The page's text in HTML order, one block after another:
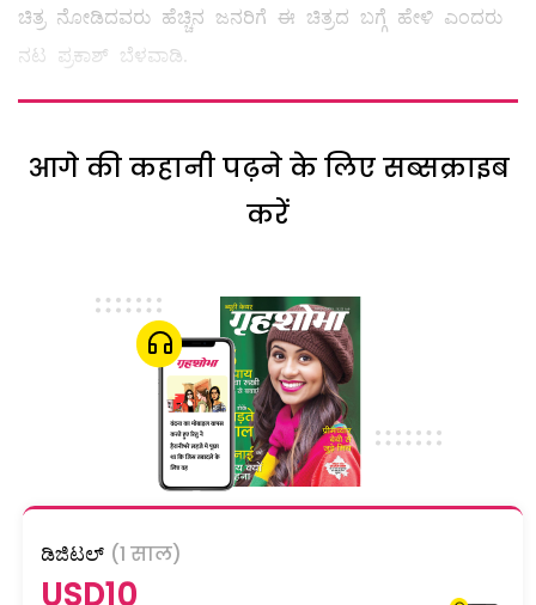
ಚಿತ್ರ ನೋಡಿದವರು ಹೆಚ್ಚಿನ ಜನರಿಗೆ ಈ ಚಿತ್ರದ ಬಗ್ಗೆ ಹೇಳಿ ಎಂದರು
ನಟ ಪ್ರಕಾಶ್ ಬೆಳವಾಡಿ.
आगे की कहानी पढ़ने के लिए सब्सक्राइब
करें
ಡಿಜಿಟಲ್ (1 साल)
USD10